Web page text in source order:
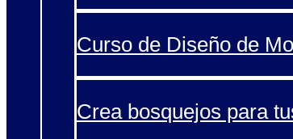
Curso de Diseño de
Crea bosquejos para